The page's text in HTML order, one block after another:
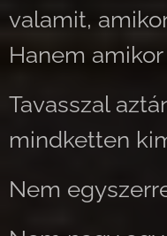
valamit,
Hanem
Tavasszal
mindketten
Nem